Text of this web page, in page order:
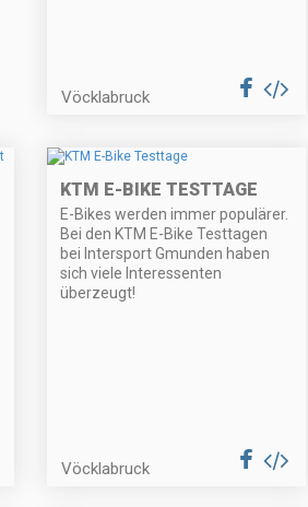
Vöcklabruck
KTM E-BIKE TESTTAGE
E-Bikes werden immer populärer.
Bei den KTM E-Bike Testtagen
bei Intersport Gmunden haben
sich viele Interessenten
überzeugt!
Vöcklabruck